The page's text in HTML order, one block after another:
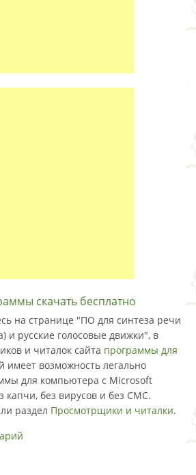
скачать бесплатно
на странице "ПО для синтеза речи
и русские голосовые движки", в
и читалок сайта программы для
имеет возможность легально
для компьютера с Microsoft
капчи, без вирусов и без СМС.
раздел Просмотрщики и читалки.